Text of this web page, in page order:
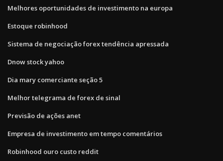
Melhores oportunidades de investimento na europa
Estoque robinhood
Sistema de negociação forex tendência apressada
Dnow stock yahoo
Dia mary comerciante seção 5
Melhor telegrama de forex de sinal
Previsão de ações anet
Empresa de investimento em tempo comentários
Robinhood ouro custo reddit